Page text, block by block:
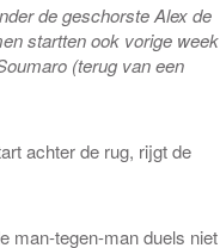
de geschorste Alex de
startten ook vorige week
(terug van een
achter de rug, rijgt de
man-tegen-man duels niet